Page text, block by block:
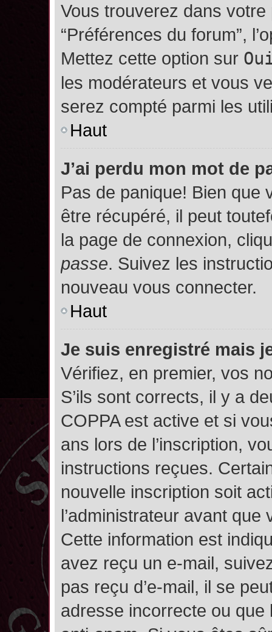
Vous trouverez dans votre
“Préférences du forum”,
Mettez cette option sur
les modérateurs et vous
serez compté parmi les
Haut
J’ai perdu mon mot de
Pas de panique! Bien que
être récupéré, il peut
la page de connexion,
passe. Suivez les
nouveau vous connecter.
Haut
Je suis enregistré mais
Vérifiez, en premier, vos
S’ils sont corrects, il y a
COPPA est active et si
ans lors de l’inscription,
instructions reçues.
nouvelle inscription soit
l’administrateur avant
Cette information est
avez reçu un e-mail,
pas reçu d’e-mail, il se
adresse incorrecte ou que